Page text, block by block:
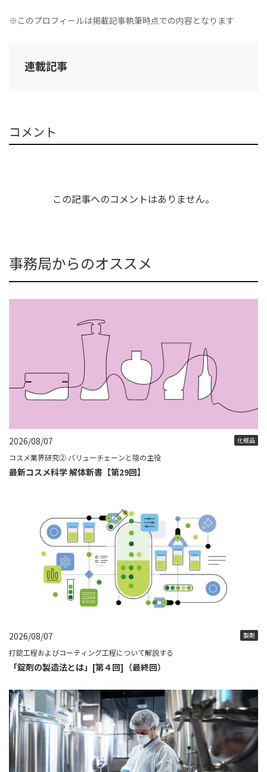
※このプロフィールは掲載記事執筆時点での内容となります
連載記事
コメント
この記事へのコメントはありません。
事務局からのオススメ
2026/08/07 化粧品
コスメ業界研究② バリューチェーンと陰の主役
最新コスメ科学 解体新書【第29回】
2026/08/07 製剤
打錠工程およびコーティング工程について解説する
「錠剤の製造法とは」[第４回]（最終回）